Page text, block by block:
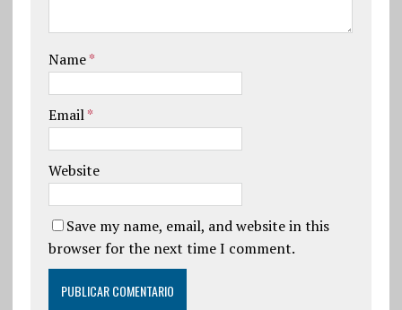
Name*
Email*
Website
Save my name, email, and website in this
browser for the next time I comment.